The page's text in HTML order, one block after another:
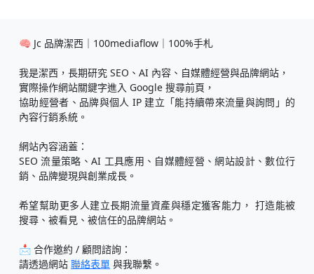
🧠 Jc 品牌潔西｜100mediaflow｜100%手札
我是潔西，長期研究 SEO、AI 內容、自媒體經營與品牌網站，
實際操作網站關鍵字進入 Google 搜尋前頁，
協助經營者、品牌與個人 IP 建立「能持續帶來流量與詢問」的
內容行銷系統。
網站內容涵蓋：
SEO 流量策略、AI 工具應用、自媒體經營、網站設計、數位行
銷、品牌變現與創業成長。
希望幫助更多人建立長期流量資產與穩定獲客能力， 打造能被
搜尋、被看見、被信任的品牌網站。
📩 合作邀約 / 顧問諮詢：
請透過網站 聯絡表單 與我聯繫。